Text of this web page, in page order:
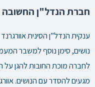
חברת הנדל"ן החשובה
ענקית הנדל”ן הסינית
נושים, סימן נוסף למשבר
לחברה מוכת החובות להגן
מגעים להסדר עם הנושים.